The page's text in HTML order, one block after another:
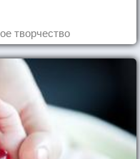
творчество